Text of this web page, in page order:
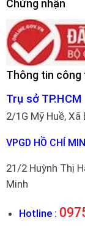
Chứng nhận
Thông tin công
Trụ sở TP.HCM
2/1G Mỹ Huề,
VPGD HỒ CHÍ
21/2 Huỳnh Thị
Minh
Hotline :